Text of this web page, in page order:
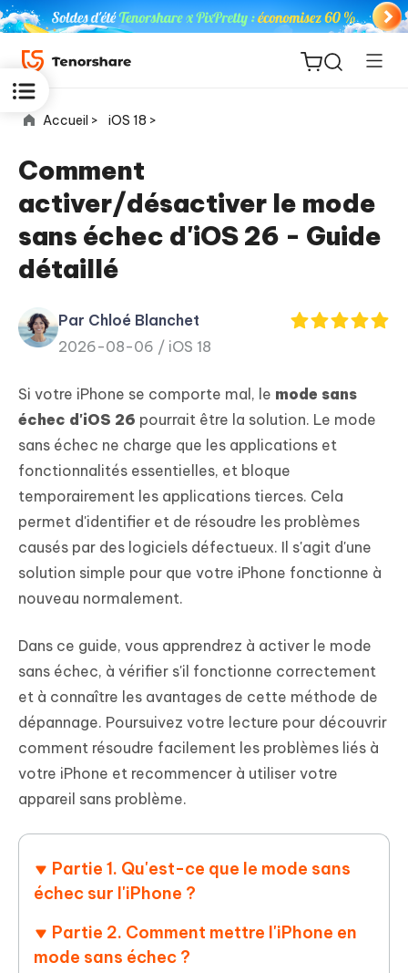
ReiBoot
for iOS
PDF
Editor
New
iAnyGo
Accueil > iOS 18 >
Comment
activer/désactiver le mode
sans échec d'iOS 26 - Guide
détaillé
Par Chloé Blanchet
2026-08-06 / iOS 18
Si votre iPhone se comporte mal, le mode sans
échec d'iOS 26 pourrait être la solution. Le mode
sans échec ne charge que les applications et
fonctionnalités essentielles, et bloque
temporairement les applications tierces. Cela
permet d'identifier et de résoudre les problèmes
causés par des logiciels défectueux. Il s'agit d'une
solution simple pour que votre iPhone fonctionne à
nouveau normalement.
Dans ce guide, vous apprendrez à activer le mode
sans échec, à vérifier s'il fonctionne correctement
et à connaître les avantages de cette méthode de
dépannage. Poursuivez votre lecture pour découvrir
comment résoudre facilement les problèmes liés à
votre iPhone et recommencer à utiliser votre
appareil sans problème.
Partie 1. Qu'est-ce que le mode sans
échec sur l'iPhone ?
Partie 2. Comment mettre l'iPhone en
mode sans échec ?